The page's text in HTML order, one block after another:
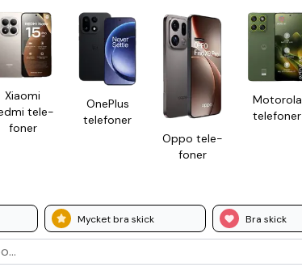
Xiaomi
tele­
foner
OnePlus
tele­foner
Oppo tele­
foner
Motorola
tele­foner
Mycket bra skick Bra skick